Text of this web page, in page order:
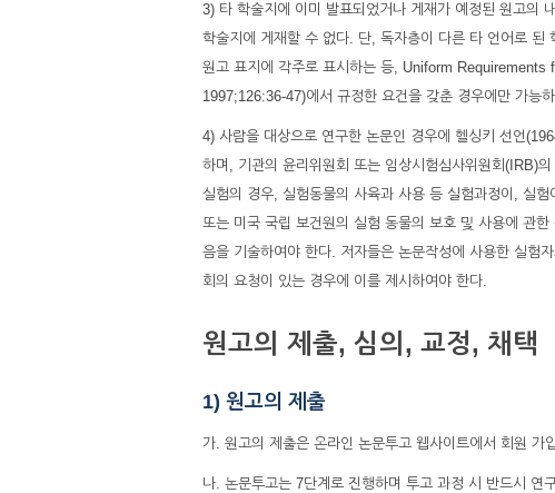
3) 타 학술지에 이미 발표되었거나 게재가 예정된 원고의
학술지에 게재할 수 없다. 단, 독자층이 다른 타 언어로
원고 표지에 각주로 표시하는 등, Uniform
1997;126:36-47)에서 규정한 요건을 갖춘 경우에만 가능
4) 사람을 대상으로 연구한 논문인 경우에 헬싱키 선언
하며, 기관의 윤리위원회 또는 임상시험심사위원회(IRB)
실험의 경우, 실험동물의 사육과 사용 등 실험과정이, 실
또는 미국 국립 보건원의 실험 동물의 보호 및 사용에 관
음을 기술하여야 한다. 저자들은 논문작성에 사용한 실험
회의 요청이 있는 경우에 이를 제시하여야 한다.
원고의 제출, 심의, 교정, 채택
1) 원고의 제출
가. 원고의 제출은 온라인 논문투고 웹사이트에서 회원
나. 논문투고는 7단계로 진행하며 투고 과정 시 반드시 연